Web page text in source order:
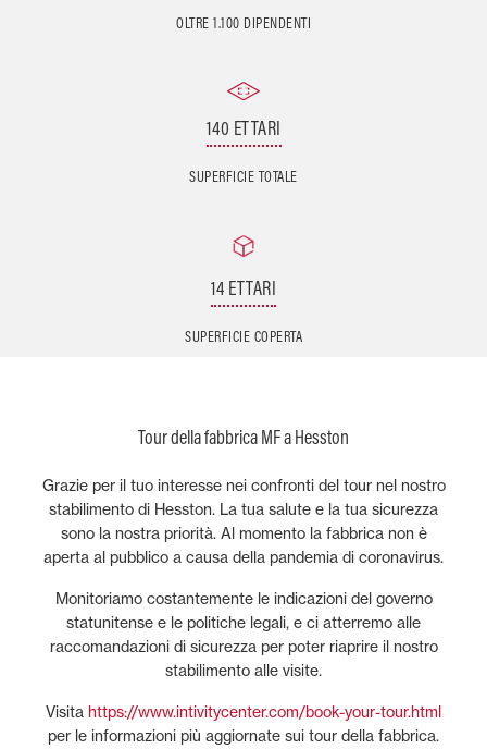
OLTRE 1.100 DIPENDENTI
140 ETTARI
SUPERFICIE TOTALE
14 ETTARI
SUPERFICIE COPERTA
Tour della fabbrica MF a Hesston
Grazie per il tuo interesse nei confronti del tour nel nostro
stabilimento di Hesston. La tua salute e la tua sicurezza
sono la nostra priorità. Al momento la fabbrica non è
aperta al pubblico a causa della pandemia di coronavirus.
Monitoriamo costantemente le indicazioni del governo
statunitense e le politiche legali, e ci atterremo alle
raccomandazioni di sicurezza per poter riaprire il nostro
stabilimento alle visite.
Visita https://www.intivitycenter.com/book-your-tour.html
per le informazioni più aggiornate sui tour della fabbrica.